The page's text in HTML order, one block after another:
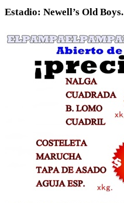
Estadio: Newell’s Old Boys.